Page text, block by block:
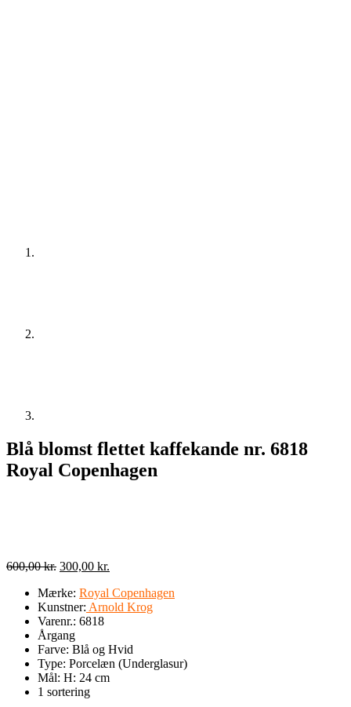
Blå blomst flettet kaffekande nr. 6818
Royal Copenhagen
600,00kr. Den
pris
var:
600,00 kr..
300,00 kr.
pris
er:
Mærke: Royal Copenhagen
Kunstner: Arnold Krog
Varenr.: 6818
Årgang
Farve: Blå og Hvid
Type: Porcelæn (Underglasur)
Mål: H: 24 cm
1 sortering